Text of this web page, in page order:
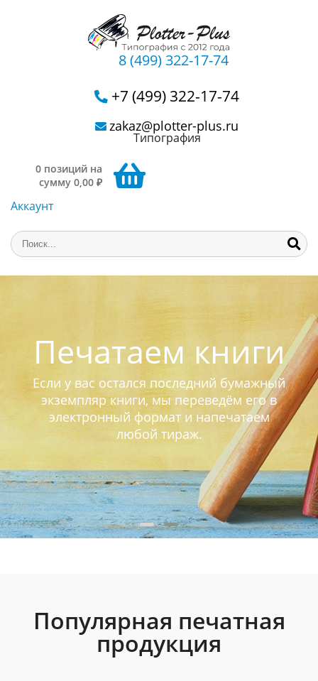
8 (499) 322-17-74
+7 (499) 322-17-74
zakaz@plotter-plus.ru
Типография
0 позиций на
сумму 0,00 ₽
Аккаунт
Печатаем книги
Если у вас остался последний бумажный
экземпляр книги, мы переведём его в
электронный формат и напечатаем
любой тираж.
Популярная печатная
продукция